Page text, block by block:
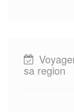
sa region